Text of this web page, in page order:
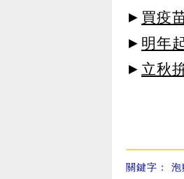
► 買疫
► 明年
► 立秋
關鍵字： 泡